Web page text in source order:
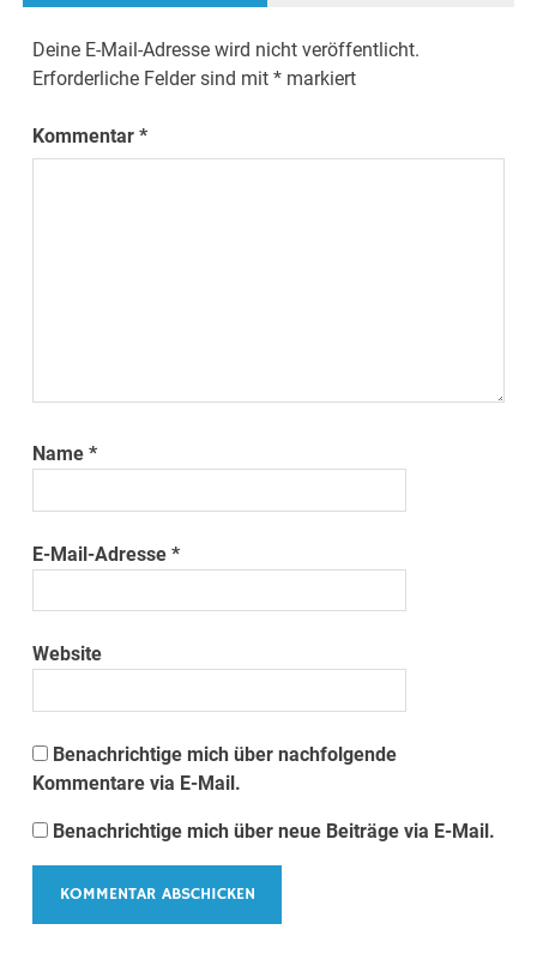
Deine E-Mail-Adresse wird nicht veröffentlicht.
Erforderliche Felder sind mit* markiert
Kommentar*
Name*
E-Mail-Adresse*
Website
Benachrichtige mich über nachfolgende
Kommentare via E-Mail.
Benachrichtige mich über neue Beiträge via E-Mail.